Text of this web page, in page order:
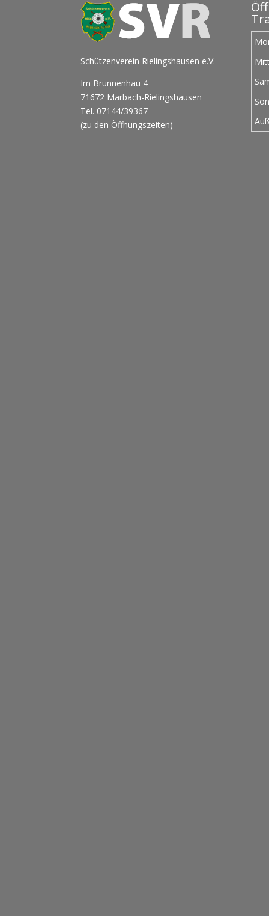
Schützenverein Rielingshausen e.V.
Im Brunnenhau 4
71672 Marbach-Rielingshausen
Tel. 07144/39367
(zu den Öffnungszeiten)